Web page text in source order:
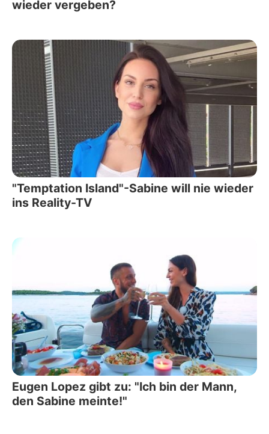
wieder vergeben?
"Temptation Island"-Sabine will nie wieder
ins Reality-TV
Eugen Lopez gibt zu: "Ich bin der Mann,
den Sabine meinte!"